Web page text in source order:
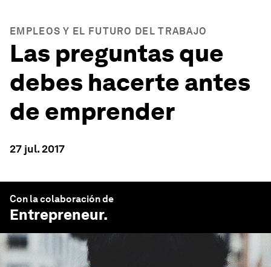
EMPLEOS Y EL FUTURO DEL TRABAJO
Las preguntas que
debes hacerte antes
de emprender
27 jul. 2017
Con la colaboración de
Entrepreneur.